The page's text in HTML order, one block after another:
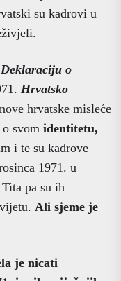
su kadrovi u
Deklaraciju o
Hrvatsko
hrvatske misleće
svom identitetu,
i te su kadrove
1971. u
pa su ih
Ali sjeme je
je nicati